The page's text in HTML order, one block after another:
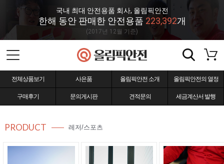
국내 최대 안전용품 회사, 올림픽안전
한해 동안 판매한 안전용품 223,392개
(2017년 12월 기준)
전체상품보기 사은품 올림픽안전 소개 올림픽안전의 열정
구매후기 문의게시판 견적문의 세금계산서 발행
PRODUCT 레저/스포츠